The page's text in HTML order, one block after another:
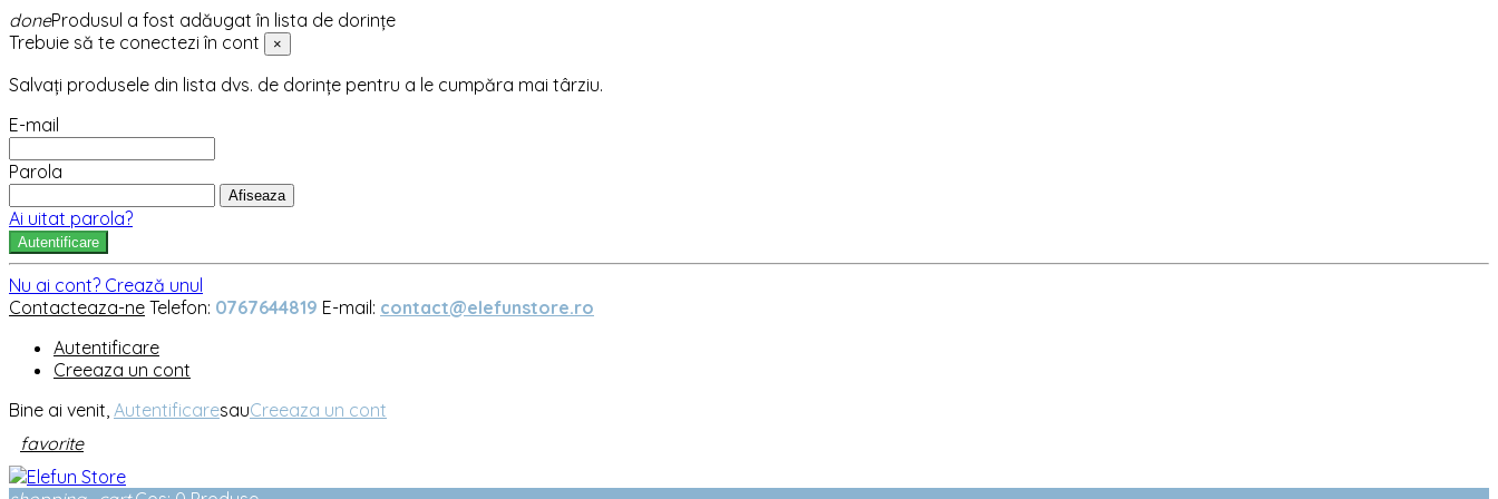
doneProdusul a fost adăugat în lista de dorințe
Trebuie să te conectezi în cont
×
Salvați produsele din lista dvs. de dorințe pentru a le cumpăra mai târziu.
E-mail
Parola
Afiseaza
Ai uitat parola?
Autentificare
Nu ai cont? Crează unul
Contacteaza-ne Telefon: 0767644819 E-mail: contact@elefunstore.ro
Autentificare
Creeaza un cont
Bine ai venit, AutentificaresauCreeaza un cont
favorite